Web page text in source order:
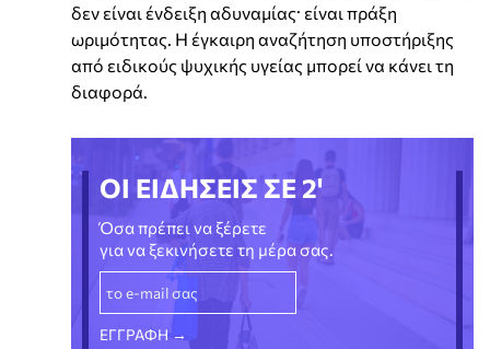
δεν είναι ένδειξη αδυναμίας· είναι πράξη
ωριμότητας. Η έγκαιρη αναζήτηση υποστήριξης
από ειδικούς ψυχικής υγείας μπορεί να κάνει τη
διαφορά.
ΟΙ ΕΙΔΗΣΕΙΣ ΣΕ 2'
Όσα πρέπει να ξέρετε
για να ξεκινήσετε τη μέρα σας.